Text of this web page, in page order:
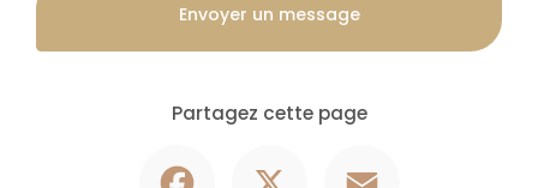
Envoyer un message
Partagez cette page